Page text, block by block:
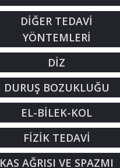
DİĞER TEDAVİ
YÖNTEMLERİ
DİZ
DURUŞ BOZUKLUĞU
EL-BİLEK-KOL
FİZİK TEDAVİ
KAS AĞRISI VE SPAZMI